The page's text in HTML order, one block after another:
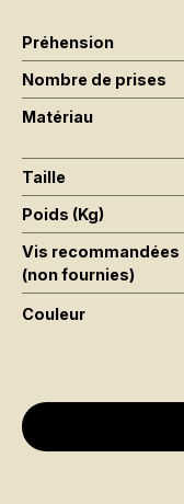
Préhension
Nombre de prises
Matériau
Taille
Poids (Kg)
Vis recommandées
(non fournies)
Couleur